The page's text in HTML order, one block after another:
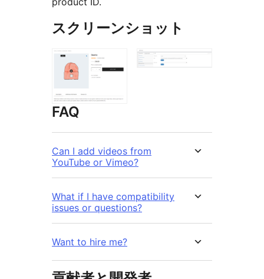
スクリーンショット
FAQ
Can I add videos from
YouTube or Vimeo?
What if I have compatibility
issues or questions?
Want to hire me?